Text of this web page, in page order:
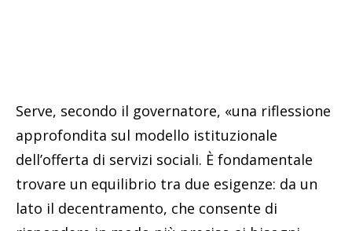
Serve, secondo il governatore, «una riflessione
approfondita sul modello istituzionale
dell’offerta di servizi sociali. È fondamentale
trovare un equilibrio tra due esigenze: da un
lato il decentramento, che consente di